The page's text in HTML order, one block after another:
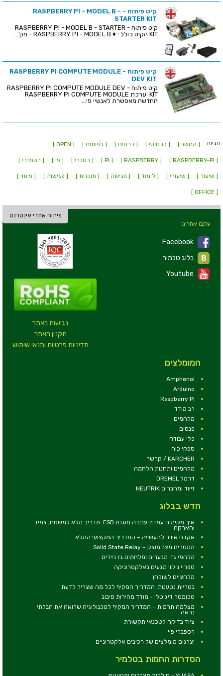
קיט פיתוח - RASPBERRY PI - MODEL B -
STARTER KIT
קיט פיתוח - RASPBERRY PI - MODEL B - STARTER
KIT הקיט כולל : ♦ RASPBERRY PI - MODEL B - מק'...
קיט פיתוח - RASPBERRY PI COMPUTE MODULE
DEV KIT
קיט פיתוח - RASPBERRY PI COMPUTE MODULE DEV
KIT ערכת RASPBERRY PI COMPUTE MODULE
החדשה מאפשרת לאנשיי פי...
תגיות: [ מחשב ] [ כרטיסי ] [ כרטיס ] [ לפיתוח ] [ OPEN ]
[ RASPBERRY-PI ]
[ RASPBERRY ]
[ PI ] [ רסברי ] [ פי ] [ רספברי ]
[ שיעור ] [ שיעורי ] [ לימוד ] [ פגישה ] [ תוכנית ] [ פגישות ] [ פיתוי ]
[ OFFICE ]
פיתוח אתרי אינטרנט
נגישות באתר
תקנון האתר
מדיניות פרטיות ותנאי שימוש
עקבו אחרינו
Facebook
Youtube
המומלצים
Amphenol
Arduino
Raspberry Pi
רב מודד
מלחמים
פנסים
כלי עבודה
ספקי כוח
KARCHER / קרשר
מלחמים ותחנות הלחמה
דרמל DREMEL
זיווד ומחברים NEUTRIK
חדש בבלוג
איך מקימים עמדת עבודה מוגנת ESD: מדריך מלא למשטח, צמיד
והארקה
אקדח אוויר לתעשייה – המדריך המקצועי המלא
ממסרים מצב מוצק – Solid State Relay
מלחמי גז: מבערים ומלחמים גז ניידים
ספריי ניקוי מגעים באלקטרוניקה
מלחציים לשולחן
בטריות נטענות: המדריך המקיף לכל מה שצריך לדעת
טכומטר דיגיטלי - מודד מהירות סיבוב
מצלמה תרמית – המדריך המקיף לטכנולוגיה שרואה את הבלתי
נראה
ציוד בדיקה לטכנאי תקשורת
רספברי פיי
יצרנים מומלצים של רכיבים אלקטרוניים
הסדרות החמות בטלמיר